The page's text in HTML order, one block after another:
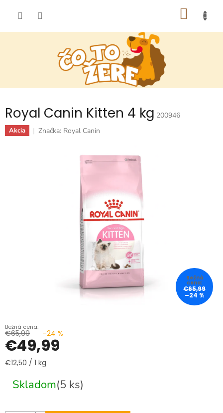
Royal Canin Kitten 4 kg 200946
Akcia Značka: Royal Canin
€65,99
–24 %
€65,99 –24 %
€49,99
Jednotková
€12,50 / 1 kg
Skladom(5 ks)